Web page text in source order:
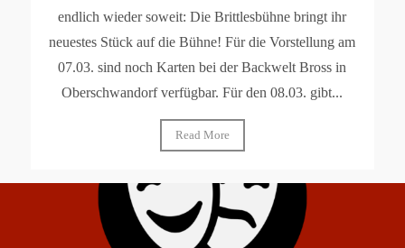
endlich wieder soweit: Die Brittlesbühne bringt ihr
neuestes Stück auf die Bühne! Für die Vorstellung am
07.03. sind noch Karten bei der Backwelt Bross in
Oberschwandorf verfügbar. Für den 08.03. gibt...
Read More